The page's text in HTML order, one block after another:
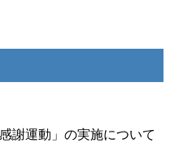
謝運動」の実施について